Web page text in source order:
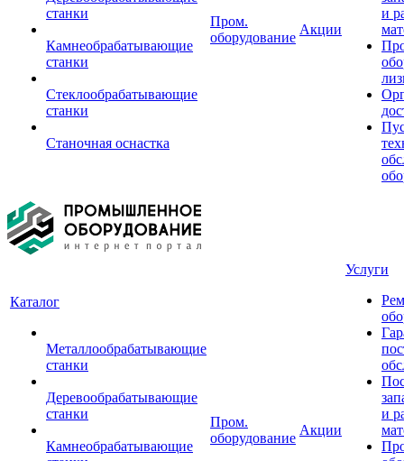
станки
Камнеобрабатывающие
станки
Стеклообрабатывающие
станки
Станочная оснастка
Пром.
оборудование
Акции
и
Каталог
Металлообрабатывающие
станки
Деревообрабатывающие
станки
Камнеобрабатывающие
Пром.
оборудование
Акции
Услуги
и